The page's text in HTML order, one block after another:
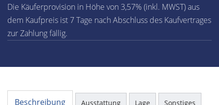
Die Käuferprovision in Höhe von 3,57% (inkl. MWST) aus
dem Kaufpreis ist 7 Tage nach Abschluss des Kaufvertrages
zur Zahlung fällig.
Beschreibung Ausstattung Lage Sonstiges